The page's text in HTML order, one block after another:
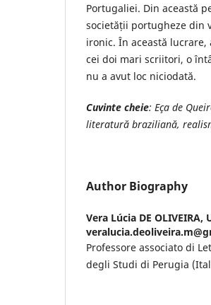
Portugaliei. Din această
societății portugheze din
ironic. În această
cei doi mari scriitori, o
nu a avut loc niciodată.
Cuvinte cheie: Eça de
literatură braziliană,
Author Biography
Vera Lúcia DE OLIVEIRA,
Professore associato di
degli Studi di Perugia